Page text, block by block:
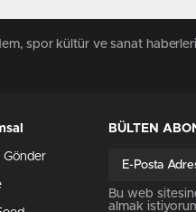
spor kültür ve sanat
Gönder
BÜLTEN
Bu web
almak